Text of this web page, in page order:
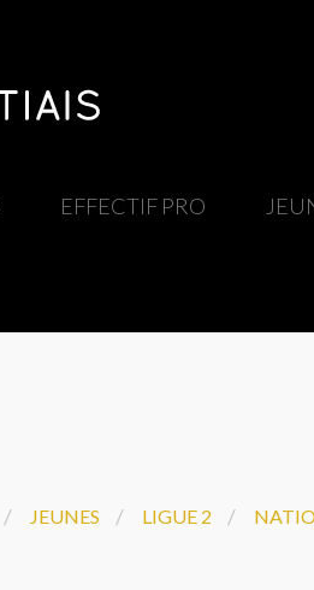
EFFECTIF PRO
/ JEUNES / LIGUE 2 /